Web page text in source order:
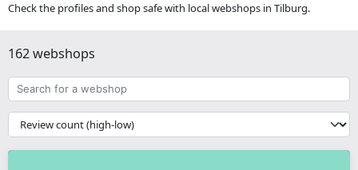
Check the profiles and shop safe with local webshops in Tilburg.
162 webshops
Search
for
a
webshop
{{
__('Sort')
}}